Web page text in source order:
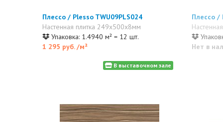
Плессо / Plesso TWU09PLS024
Настенная плитка 249x500x8мм
Упаковка: 1.4940 м² = 12 шт.
1 295 руб./м²
Плессо /
Нет в
В выставочном зале